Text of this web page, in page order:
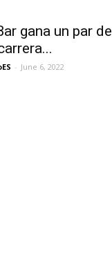
gana un par de
- June 6, 2022